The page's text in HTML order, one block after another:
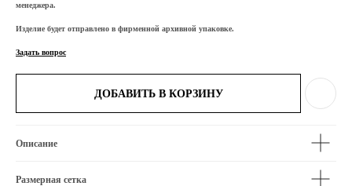
менеджера.
Изделие будет отправлено в фирменной архивной упаковке.
Задать вопрос
ДОБАВИТЬ В КОРЗИНУ
Описание
Размерная сетка